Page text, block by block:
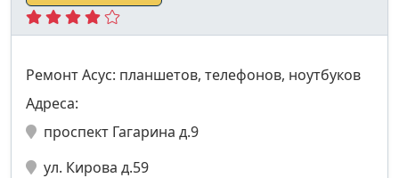
Ремонт Асус: планшетов, телефонов, ноутбуков
Адреса:
проспект Гагарина д.9
ул. Кирова д.59